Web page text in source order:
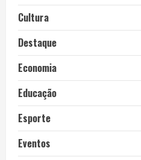
Cultura
Destaque
Economia
Educação
Esporte
Eventos